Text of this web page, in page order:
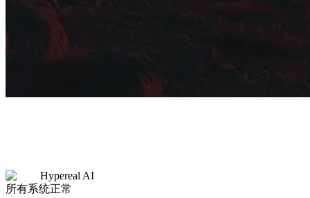
Hypereal AI
所有系统正常